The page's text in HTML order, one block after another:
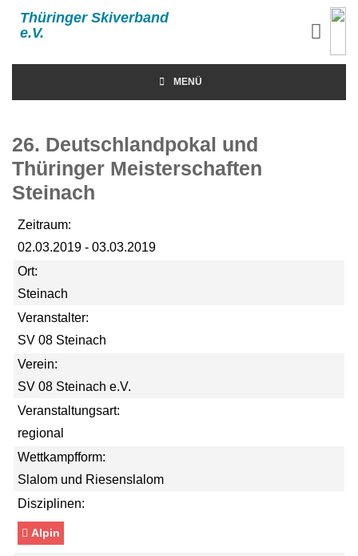
Thüringer Skiverband
e.V.
MENÜ
26. Deutschlandpokal und
Thüringer Meisterschaften
Steinach
Zeitraum:
02.03.2019 - 03.03.2019
Ort:
Steinach
Veranstalter:
SV 08 Steinach
Verein:
SV 08 Steinach e.V.
Veranstaltungsart:
regional
Wettkampfform:
Slalom und Riesenslalom
Disziplinen:
Alpin